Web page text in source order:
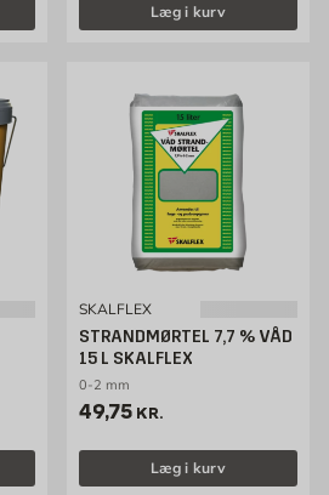
Læg i kurv
SKALFLEX
STRANDMØRTEL 7,7 % VÅD
15 L SKALFLEX
0-2 mm
Pris 49.75 kr. /stk
49,75 KR.
Læg i kurv